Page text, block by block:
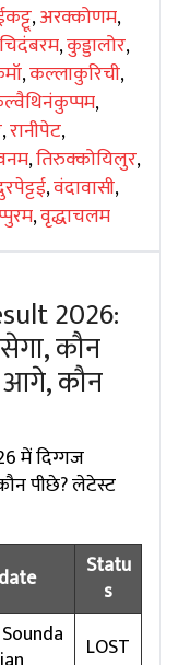
,अरक्कोणम,
चिदंबरम,कुड्डालोर,
,कल्लाकुरिची,
,
,रानीपेट,
,तिरुक्कोयिलुर,
,वंदावासी,
,वृद्धाचलम
2026:
कौन
आगे, कौन
में दिग्गज
पीछे? लेटेस्ट
Statu
s
LOST